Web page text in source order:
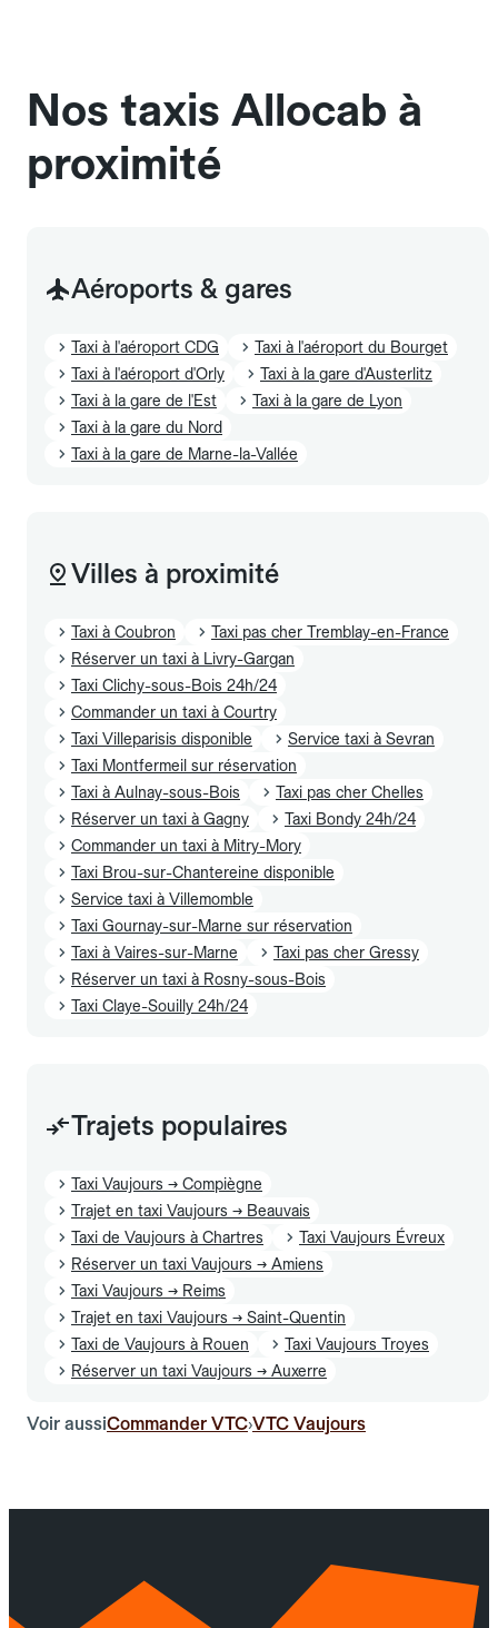
Nos taxis Allocab à
proximité
Aéroports & gares
Taxi à l'aéroport CDG
Taxi à l'aéroport du Bourget
Taxi à l'aéroport d'Orly
Taxi à la gare d'Austerlitz
Taxi à la gare de l'Est
Taxi à la gare de Lyon
Taxi à la gare du Nord
Taxi à la gare de Marne-la-Vallée
Villes à proximité
Taxi à Coubron
Taxi pas cher Tremblay-en-France
Réserver un taxi à Livry-Gargan
Taxi Clichy-sous-Bois 24h/24
Commander un taxi à Courtry
Taxi Villeparisis disponible
Service taxi à Sevran
Taxi Montfermeil sur réservation
Taxi à Aulnay-sous-Bois
Taxi pas cher Chelles
Réserver un taxi à Gagny
Taxi Bondy 24h/24
Commander un taxi à Mitry-Mory
Taxi Brou-sur-Chantereine disponible
Service taxi à Villemomble
Taxi Gournay-sur-Marne sur réservation
Taxi à Vaires-sur-Marne
Taxi pas cher Gressy
Réserver un taxi à Rosny-sous-Bois
Taxi Claye-Souilly 24h/24
Trajets populaires
Taxi Vaujours → Compiègne
Trajet en taxi Vaujours → Beauvais
Taxi de Vaujours à Chartres
Taxi Vaujours Évreux
Réserver un taxi Vaujours → Amiens
Taxi Vaujours → Reims
Trajet en taxi Vaujours → Saint-Quentin
Taxi de Vaujours à Rouen
Taxi Vaujours Troyes
Réserver un taxi Vaujours → Auxerre
Voir aussiCommander VTC›VTC Vaujours